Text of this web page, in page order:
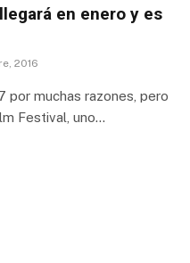
en enero y es
2016
por muchas razones, pero
Festival, uno…